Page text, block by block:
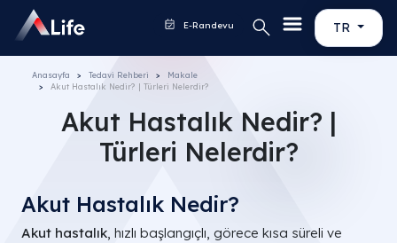
TR
E-Randevu
Anasayfa Tedavi Rehberi
Makale
Akut Hastalık Nedir? | Türleri Nelerdir?
Akut Hastalık Nedir? |
Türleri Nelerdir?
Akut Hastalık Nedir?
Akut hastalık, hızlı başlangıçlı, görece kısa süreli ve